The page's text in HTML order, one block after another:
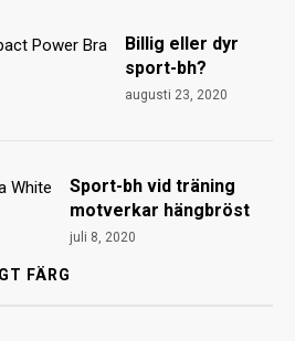
Billig eller dyr
sport-bh?
augusti 23, 2020
Sport-bh vid träning
motverkar hängbröst
juli 8, 2020
FÄRG